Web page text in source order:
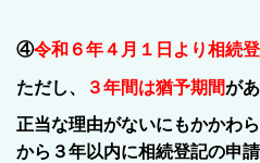
④令和６年４月１日より相続
ただし、 ３年間は猶予期間が
正当な理由がないにもかかわ
から３年以内に相続登記の申請